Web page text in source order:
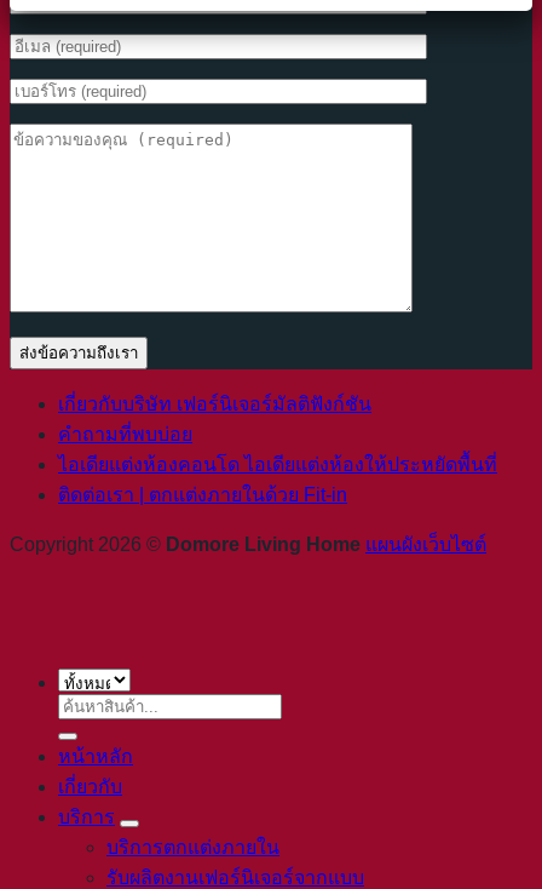
เกี่ยวกับบริษัท เฟอร์นิเจอร์มัลติฟังก์ชัน
คำถามที่พบบ่อย
ไอเดียแต่งห้องคอนโด ไอเดียแต่งห้องให้ประหยัดพื้นที่
ติดต่อเรา | ตกแต่งภายในด้วย Fit-in
Copyright 2026 © Domore Living Home แผนผังเว็บไซต์
ค้นหา:
หน้าหลัก
เกี่ยวกับ
บริการ
บริการตกแต่งภายใน
รับผลิตงานเฟอร์นิเจอร์จากแบบ